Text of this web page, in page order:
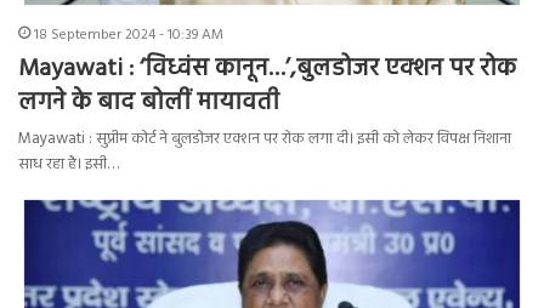
18 September 2024 - 10:39 AM
Mayawati : ‘विध्वंस कानून…’,बुलडोजर एक्शन पर रोक
लगने के बाद बोलीं मायावती
Mayawati : सुप्रीम कोर्ट ने बुलडोजर एक्शन पर रोक लगा दी। इसी को लेकर विपक्ष निशाना
साध रहा है। इसी…